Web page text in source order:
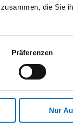
die Sie
Präferenzen
Nur